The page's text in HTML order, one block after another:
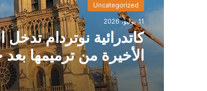
Uncategorized
11 يوليو، 2026
كاتدرائية نوتردام تدخل
الأخيرة من ترميمها
2019